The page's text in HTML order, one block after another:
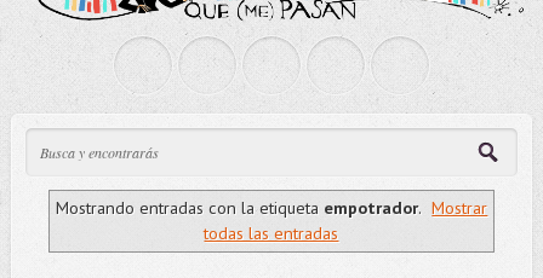
Mostrando entradas con la etiqueta empotrador. Mostrar
todas las entradas